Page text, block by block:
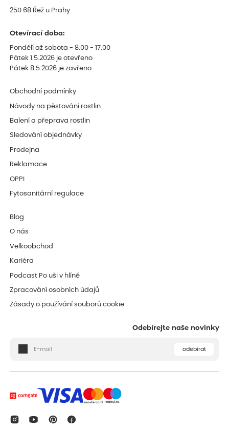
250 68 Řež u Prahy
Otevírací doba:
Pondělí až sobota - 8:00 - 17:00
Pátek 1.5.2026 je otevřeno
Pátek 8.5.2026 je zavřeno
Obchodní podmínky
Návody na pěstování rostlin
Balení a přeprava rostlin
Sledování objednávky
Prodejna
Reklamace
OPPI
Fytosanitární regulace
Blog
O nás
Velkoobchod
Kariéra
Podcast Po uši v hlíně
Zpracování osobních údajů
Zásady o používání souborů cookie
Odebírejte naše novinky
odebírat